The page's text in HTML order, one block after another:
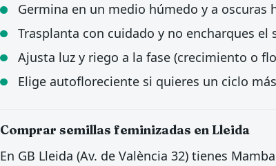
Germina en un medio húmedo y a oscuras
Trasplanta con cuidado y no encharques el
Ajusta luz y riego a la fase (crecimiento o
Elige autofloreciente si quieres un ciclo
Comprar semillas feminizadas en Lleida
En GB Lleida (Av. de València 32) tienes